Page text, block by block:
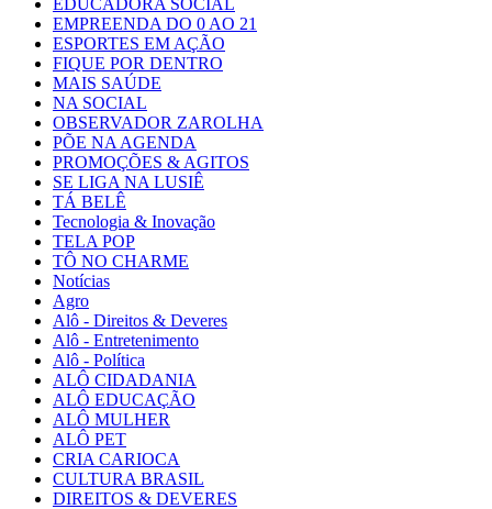
EDUCADORA SOCIAL
EMPREENDA DO 0 AO 21
ESPORTES EM AÇÃO
FIQUE POR DENTRO
MAIS SAÚDE
NA SOCIAL
OBSERVADOR ZAROLHA
PÕE NA AGENDA
PROMOÇÕES & AGITOS
SE LIGA NA LUSIÊ
TÁ BELÊ
Tecnologia & Inovação
TELA POP
TÔ NO CHARME
Notícias
Agro
Alô - Direitos & Deveres
Alô - Entretenimento
Alô - Política
ALÔ CIDADANIA
ALÔ EDUCAÇÃO
ALÔ MULHER
ALÔ PET
CRIA CARIOCA
CULTURA BRASIL
DIREITOS & DEVERES